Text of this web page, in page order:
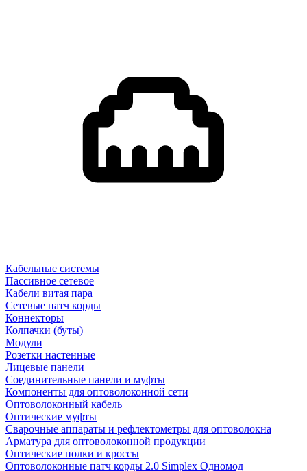
Кабельные системы
Пассивное сетевое
Кабели витая пара
Сетевые патч корды
Коннекторы
Колпачки (буты)
Модули
Розетки настенные
Лицевые панели
Соединительные панели и муфты
Компоненты для оптоволоконной сети
Оптоволоконный кабель
Оптические муфты
Сварочные аппараты и рефлектометры для оптоволокна
Арматура для оптоволоконной продукции
Оптические полки и кроссы
Оптоволоконные патч корды 2.0 Simplex Одномод